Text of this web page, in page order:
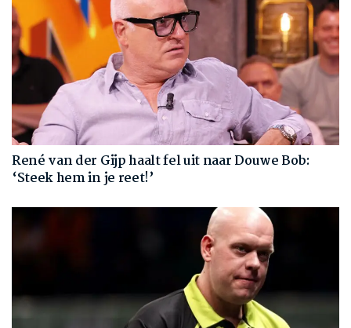
René van der Gijp haalt fel uit naar Douwe Bob:
‘Steek hem in je reet!’